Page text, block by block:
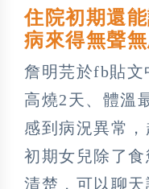
住院初期還
病來得無聲
詹明芫於fb貼文
高燒2天、體溫
感到病況異常
初期女兒除了
清楚，可以聊